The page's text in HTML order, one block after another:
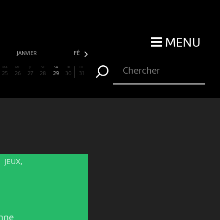
MENU
JANVIER FÉVRIER
MA
25
ME
26
JE
27
VE
28
SA
29
DI
30
LU
31
JEUX,